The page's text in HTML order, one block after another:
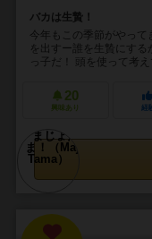
バカは生贄！
今年もこの季節がやって
を出すー誰を生贄にす
っ子だ！ 頭を使って考
20
興味あり 経